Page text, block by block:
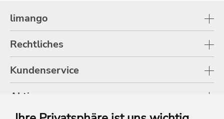
limango
Rechtliches
Kundenservice
Aktionen